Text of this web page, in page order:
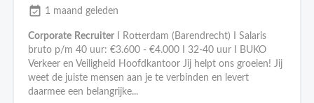
event_available 1 maand geleden
Corporate Recruiter I Rotterdam (Barendrecht) I Salaris
bruto p/m 40 uur: €3.600 - €4.000 I 32-40 uur I BUKO
Verkeer en Veiligheid Hoofdkantoor Jij helpt ons groeien! Jij
weet de juiste mensen aan je te verbinden en levert
daarmee een belangrijke...